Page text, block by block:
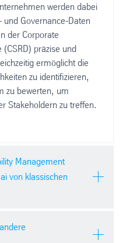
werden dabei
und Governance-Daten
der Corporate
präzise und
ermöglicht die
zu identifizieren,
zu bewerten, um
Stakeholdern zu treffen.
Management
von klassischen
Tools oder Excel-
Management Platform